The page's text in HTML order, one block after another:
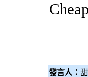
發言人：